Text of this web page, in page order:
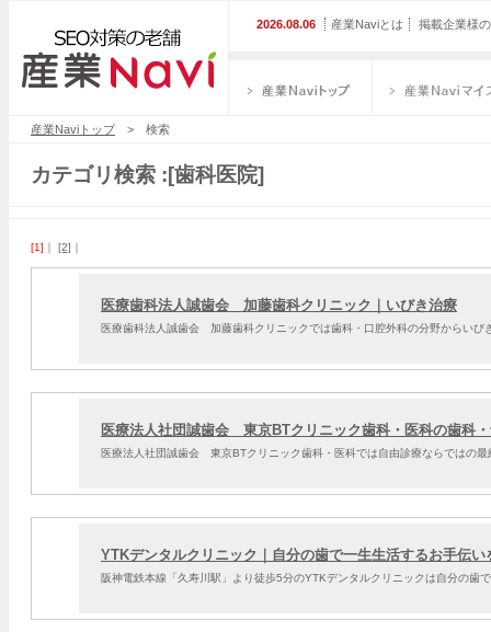
2026.08.06 産業Naviとは 掲載企業様
産業Naviトップ> 検索
カテゴリ検索 :[歯科医院]
[1] ｜ [2] ｜
医療歯科法人誠歯会 加藤歯科クリニック｜いびき治療
医療歯科法人誠歯会 加藤歯科クリニックでは歯科・口腔外科の分野からいび
医療法人社団誠歯会 東京BTクリニック歯科・医科の歯科
医療法人社団誠歯会 東京BTクリニック歯科・医科では自由診療ならではの
YTKデンタルクリニック｜自分の歯で一生生活するお手伝い
阪神電鉄本線「久寿川駅」より徒歩5分のYTKデンタルクリニックは自分の歯